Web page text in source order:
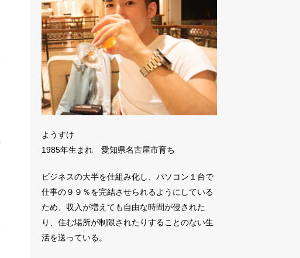
ようすけ
1985年生まれ 愛知県名古屋市育ち
ビジネスの大半を仕組み化し、パソコン１台で
仕事の９９％を完結させられるようにしている
ため、収入が増えても自由な時間が侵された
り、住む場所が制限されたりすることのない生
活を送っている。